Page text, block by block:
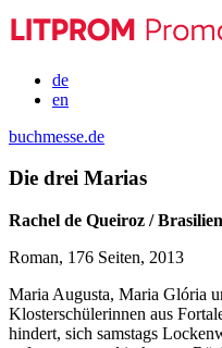
de
en
buchmesse.de
Die drei Marias
Rachel de Queiroz / Brasilien
Roman, 176 Seiten, 2013
Maria Augusta, Maria Glória
Klosterschülerinnen aus
hindert, sich samstags